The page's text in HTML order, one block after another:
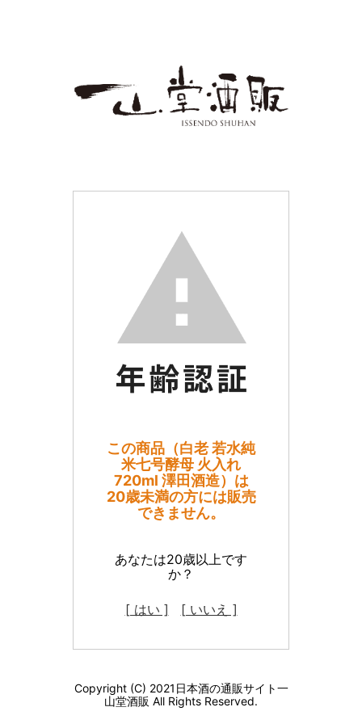
この商品（白老 若水純
米七号酵母 火入れ
720ml 澤田酒造）は
20歳未満の方には販売
できません。
あなたは20歳以上です
か？
[ はい ] [ いいえ ]
Copyright (C) 2021日本酒の通販サイト一
山堂酒販 All Rights Reserved.